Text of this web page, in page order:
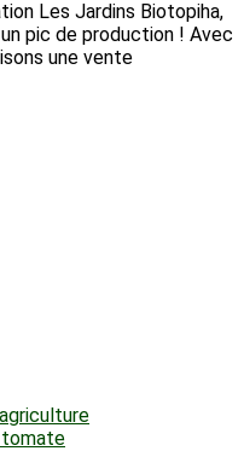
Les Jardins Biotopiha,
pic de production ! Avec
une vente
agriculture
tomate